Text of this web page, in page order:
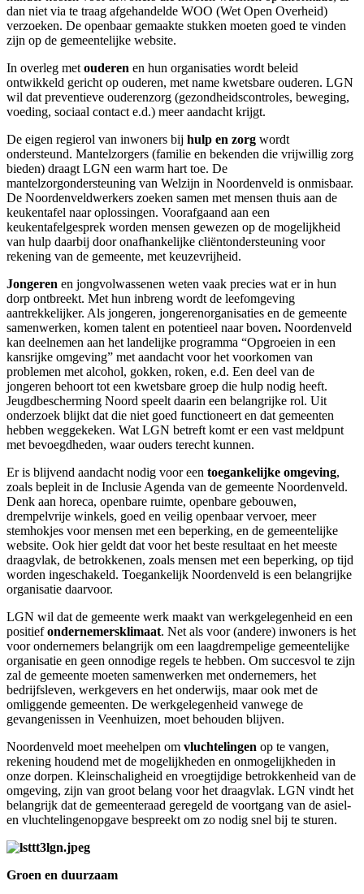
dan niet via te traag afgehandelde WOO (Wet Open Overheid)
verzoeken. De openbaar gemaakte stukken moeten goed te vinden
zijn op de gemeentelijke website.
In overleg met ouderen en hun organisaties wordt beleid
ontwikkeld gericht op ouderen, met name kwetsbare ouderen. LGN
wil dat preventieve ouderenzorg (gezondheidscontroles, beweging,
voeding, sociaal contact e.d.) meer aandacht krijgt.
De eigen regierol van inwoners bij hulp en zorg wordt
ondersteund. Mantelzorgers (familie en bekenden die vrijwillig zorg
bieden) draagt LGN een warm hart toe. De
mantelzorgondersteuning van Welzijn in Noordenveld is onmisbaar.
De Noordenveldwerkers zoeken samen met mensen thuis aan de
keukentafel naar oplossingen. Voorafgaand aan een
keukentafelgesprek worden mensen gewezen op de mogelijkheid
van hulp daarbij door onafhankelijke cliëntondersteuning voor
rekening van de gemeente, met keuzevrijheid.
Jongeren en jongvolwassenen weten vaak precies wat er in hun
dorp ontbreekt. Met hun inbreng wordt de leefomgeving
aantrekkelijker. Als jongeren, jongerenorganisaties en de gemeente
samenwerken, komen talent en potentieel naar boven. Noordenveld
kan deelnemen aan het landelijke programma “Opgroeien in een
kansrijke omgeving” met aandacht voor het voorkomen van
problemen met alcohol, gokken, roken, e.d. Een deel van de
jongeren behoort tot een kwetsbare groep die hulp nodig heeft.
Jeugdbescherming Noord speelt daarin een belangrijke rol. Uit
onderzoek blijkt dat die niet goed functioneert en dat gemeenten
hebben weggekeken. Wat LGN betreft komt er een vast meldpunt
met bevoegdheden, waar ouders terecht kunnen.
Er is blijvend aandacht nodig voor een toegankelijke omgeving,
zoals bepleit in de Inclusie Agenda van de gemeente Noordenveld.
Denk aan horeca, openbare ruimte, openbare gebouwen,
drempelvrije winkels, goed en veilig openbaar vervoer, meer
stemhokjes voor mensen met een beperking, en de gemeentelijke
website. Ook hier geldt dat voor het beste resultaat en het meeste
draagvlak, de betrokkenen, zoals mensen met een beperking, op tijd
worden ingeschakeld. Toegankelijk Noordenveld is een belangrijke
organisatie daarvoor.
LGN wil dat de gemeente werk maakt van werkgelegenheid en een
positiefondernemersklimaat. Net als voor (andere) inwoners is het
voor ondernemers belangrijk om een laagdrempelige gemeentelijke
organisatie en geen onnodige regels te hebben. Om succesvol te zijn
zal de gemeente moeten samenwerken met ondernemers, het
bedrijfsleven, werkgevers en het onderwijs, maar ook met de
omliggende gemeenten. De werkgelegenheid vanwege de
gevangenissen in Veenhuizen, moet behouden blijven.
Noordenveld moet meehelpen om vluchtelingen op te vangen,
rekening houdend met de mogelijkheden en onmogelijkheden in
onze dorpen. Kleinschaligheid en vroegtijdige betrokkenheid van de
omgeving, zijn van groot belang voor het draagvlak. LGN vindt het
belangrijk dat de gemeenteraad geregeld de voortgang van de asiel-
en vluchtelingenopgave bespreekt om zo nodig snel bij te sturen.
Groen en duurzaam